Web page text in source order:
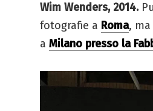
Wim Wenders, 2014.
fotografie a Roma,
a Milano presso la